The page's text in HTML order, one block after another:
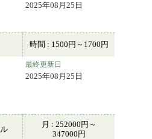
2025年08月25日
時間 : 1500円～1700円
最終更新日
2025年08月25日
月 : 252000円～
347000円